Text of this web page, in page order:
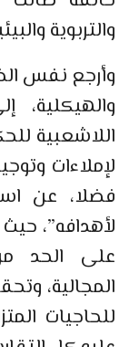
والتربوية
وأرجع نفس
والهيكلية،
اللاشعبية
لإملاءات
فضلا، عن
لأهدافه”،
على الحد من
المجالية،
للحاجيات